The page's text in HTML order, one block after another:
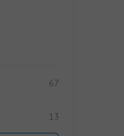
67
13